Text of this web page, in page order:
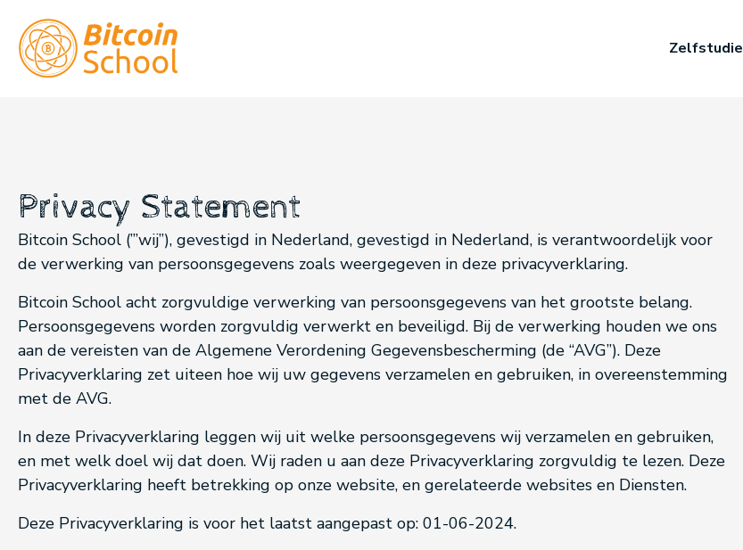
Zelfstudie
Privacy Statement
Bitcoin School (”’wij”), gevestigd in Nederland, gevestigd in Nederland, is verantwoordelijk voor
de verwerking van persoonsgegevens zoals weergegeven in deze privacyverklaring.
Bitcoin School acht zorgvuldige verwerking van persoonsgegevens van het grootste belang.
Persoonsgegevens worden zorgvuldig verwerkt en beveiligd. Bij de verwerking houden we ons
aan de vereisten van de Algemene Verordening Gegevensbescherming (de “AVG”). Deze
Privacyverklaring zet uiteen hoe wij uw gegevens verzamelen en gebruiken, in overeenstemming
met de AVG.
In deze Privacyverklaring leggen wij uit welke persoonsgegevens wij verzamelen en gebruiken,
en met welk doel wij dat doen. Wij raden u aan deze Privacyverklaring zorgvuldig te lezen. Deze
Privacyverklaring heeft betrekking op onze website, en gerelateerde websites en Diensten.
Deze Privacyverklaring is voor het laatst aangepast op: 01-06-2024.